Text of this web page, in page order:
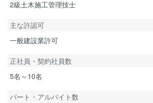
2級土木施工管理技士
主な許認可
一般建設業許可
正社員・契約社員数
5名～10名
パート・アルバイト数